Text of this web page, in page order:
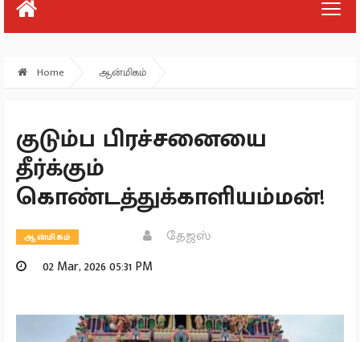
Home ஆன்மிகம்
குடும்ப பிரச்சனையை
தீர்க்கும்
கொண்டத்துக்காளியம்மன்!
ஆன்மிகம்
தேஜஸ்
02 Mar, 2026 05:31 PM